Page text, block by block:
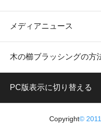
メディアニュース
木の櫛ブラッシングの方
PC版表示に切り替える
Copyright©